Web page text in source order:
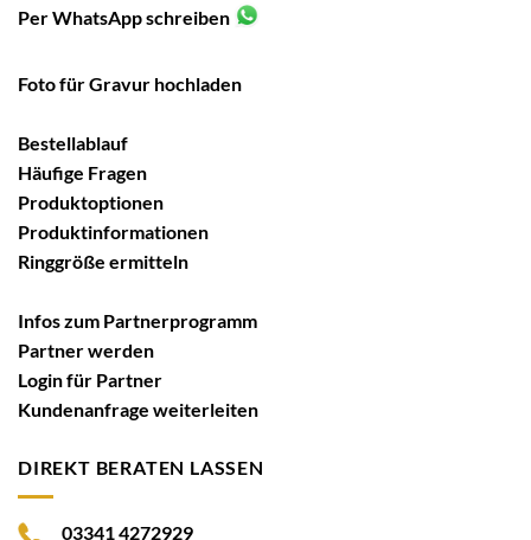
Per WhatsApp schreiben
Foto für Gravur hochladen
Bestellablauf
Häufige Fragen
Produktoptionen
Produktinformationen
Ringgröße ermitteln
Infos zum Partnerprogramm
Partner werden
Login für Partner
Kundenanfrage weiterleiten
DIREKT BERATEN LASSEN
03341 4272929